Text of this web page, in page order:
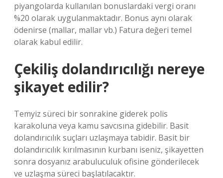
piyangolarda kullanılan bonuslardaki vergi oranı
%20 olarak uygulanmaktadır. Bonus aynı olarak
ödenirse (mallar, mallar vb.) Fatura değeri temel
olarak kabul edilir.
Çekiliş dolandırıcılığı nereye
şikayet edilir?
Temyiz süreci bir sonrakine giderek polis
karakoluna veya kamu savcısına gidebilir. Basit
dolandırıcılık suçları uzlaşmaya tabidir. Basit bir
dolandırıcılık kırılmasının kurbanı iseniz, şikayetten
sonra dosyanız arabuluculuk ofisine gönderilecek
ve uzlaşma süreci başlatılacaktır.